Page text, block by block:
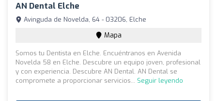
AN Dental Elche
Avinguda de Novelda, 64 - 03206, Elche
Mapa
Somos tu Dentista en Elche. Encuéntranos en Avenida
Novelda 58 en Elche. Descubre un equipo joven, profesional
y con experiencia. Descubre AN Dental. AN Dental se
compromete a proporcionar servicios... Seguir leyendo